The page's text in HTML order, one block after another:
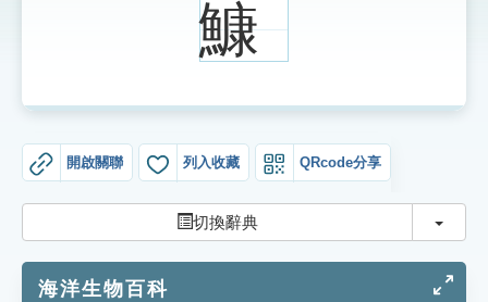
成語故事
索引選單
知識索引
生命大百科索引
鱇
開啟關聯 列入收藏 QRcode分享
切換辭典 切換
海洋生物百科